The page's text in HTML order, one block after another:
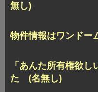
無し)
物件情報はワンド
「あんた所有権欲
た (名無し)